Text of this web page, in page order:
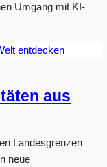
Umgang mit KI-
aus
Landesgrenzen
neue